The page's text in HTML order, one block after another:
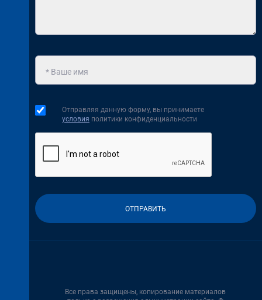
Отправляя данную форму, вы принимаете
условия политики конфиденциальности
Все права защищены, копирование материалов